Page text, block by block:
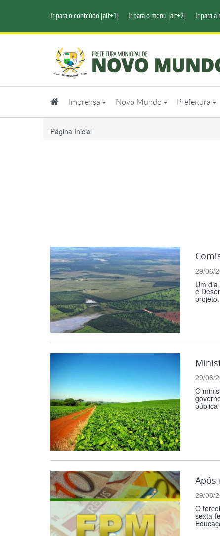
Ir para o conteúdo [alt+1] Ir para o menu [alt+2] Ir para a
Imprensa Novo Mundo Prefeitura
Página Inicial
29/06/
Um
e
29/06/
O
pública
Após
29/06/
O
sexta-